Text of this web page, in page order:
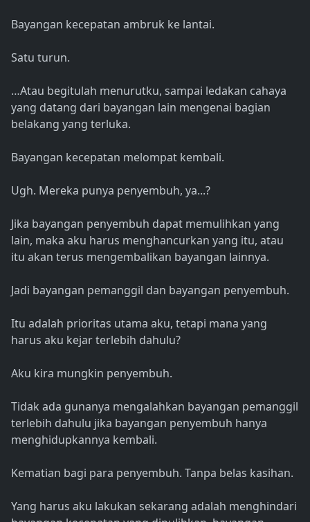
Bayangan kecepatan ambruk ke lantai.
Satu turun.
…Atau begitulah menurutku, sampai ledakan cahaya
yang datang dari bayangan lain mengenai bagian
belakang yang terluka.
Bayangan kecepatan melompat kembali.
Ugh. Mereka punya penyembuh, ya...?
Jika bayangan penyembuh dapat memulihkan yang
lain, maka aku harus menghancurkan yang itu, atau
itu akan terus mengembalikan bayangan lainnya.
Jadi bayangan pemanggil dan bayangan penyembuh.
Itu adalah prioritas utama aku, tetapi mana yang
harus aku kejar terlebih dahulu?
Aku kira mungkin penyembuh.
Tidak ada gunanya mengalahkan bayangan pemanggil
terlebih dahulu jika bayangan penyembuh hanya
menghidupkannya kembali.
Kematian bagi para penyembuh. Tanpa belas kasihan.
Yang harus aku lakukan sekarang adalah menghindari